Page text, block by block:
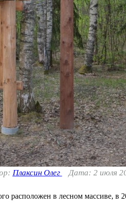
Плаксин Олег Дата: 2 июля
расположен в лесном массиве, в